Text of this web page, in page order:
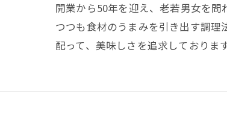
開業から50年を迎え、老若男女を
つつも食材のうまみを引き出す調理
配って、美味しさを追求しておりま